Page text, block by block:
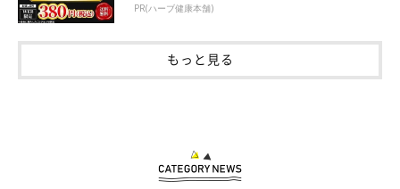
PR(ハーブ健康本舗)
もっと見る